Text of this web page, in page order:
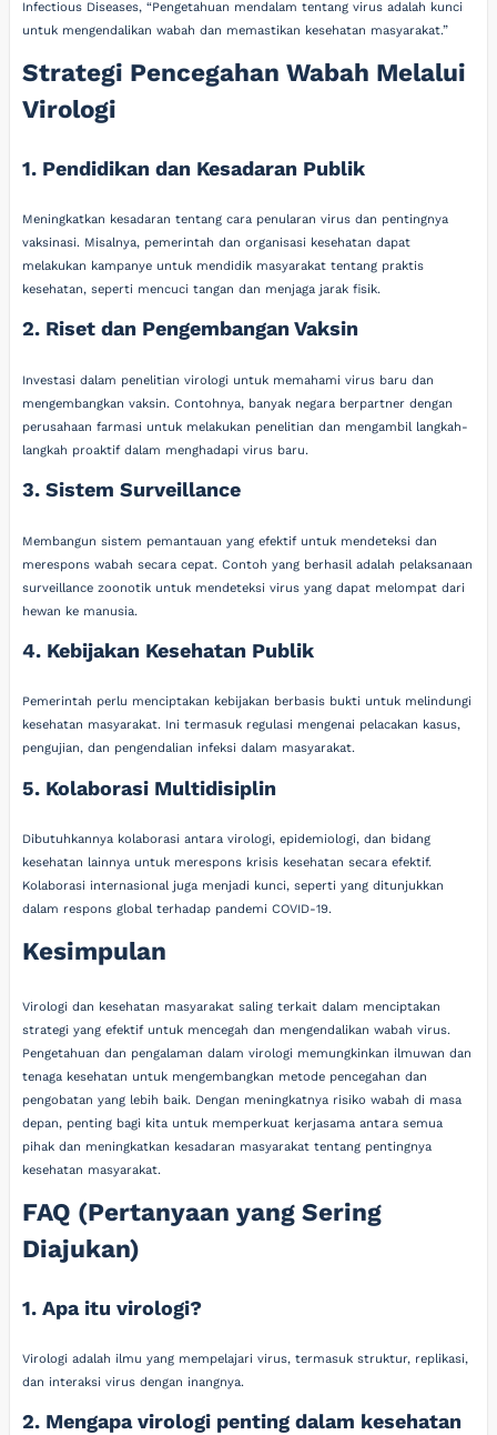
Infectious Diseases, “Pengetahuan mendalam tentang virus adalah kunci
untuk mengendalikan wabah dan memastikan kesehatan masyarakat.”
Strategi Pencegahan Wabah Melalui
Virologi
1. Pendidikan dan Kesadaran Publik
Meningkatkan kesadaran tentang cara penularan virus dan pentingnya
vaksinasi. Misalnya, pemerintah dan organisasi kesehatan dapat
melakukan kampanye untuk mendidik masyarakat tentang praktis
kesehatan, seperti mencuci tangan dan menjaga jarak fisik.
2. Riset dan Pengembangan Vaksin
Investasi dalam penelitian virologi untuk memahami virus baru dan
mengembangkan vaksin. Contohnya, banyak negara berpartner dengan
perusahaan farmasi untuk melakukan penelitian dan mengambil langkah-
langkah proaktif dalam menghadapi virus baru.
3. Sistem Surveillance
Membangun sistem pemantauan yang efektif untuk mendeteksi dan
merespons wabah secara cepat. Contoh yang berhasil adalah pelaksanaan
surveillance zoonotik untuk mendeteksi virus yang dapat melompat dari
hewan ke manusia.
4. Kebijakan Kesehatan Publik
Pemerintah perlu menciptakan kebijakan berbasis bukti untuk melindungi
kesehatan masyarakat. Ini termasuk regulasi mengenai pelacakan kasus,
pengujian, dan pengendalian infeksi dalam masyarakat.
5. Kolaborasi Multidisiplin
Dibutuhkannya kolaborasi antara virologi, epidemiologi, dan bidang
kesehatan lainnya untuk merespons krisis kesehatan secara efektif.
Kolaborasi internasional juga menjadi kunci, seperti yang ditunjukkan
dalam respons global terhadap pandemi COVID-19.
Kesimpulan
Virologi dan kesehatan masyarakat saling terkait dalam menciptakan
strategi yang efektif untuk mencegah dan mengendalikan wabah virus.
Pengetahuan dan pengalaman dalam virologi memungkinkan ilmuwan dan
tenaga kesehatan untuk mengembangkan metode pencegahan dan
pengobatan yang lebih baik. Dengan meningkatnya risiko wabah di masa
depan, penting bagi kita untuk memperkuat kerjasama antara semua
pihak dan meningkatkan kesadaran masyarakat tentang pentingnya
kesehatan masyarakat.
FAQ (Pertanyaan yang Sering
Diajukan)
1. Apa itu virologi?
Virologi adalah ilmu yang mempelajari virus, termasuk struktur, replikasi,
dan interaksi virus dengan inangnya.
2. Mengapa virologi penting dalam kesehatan